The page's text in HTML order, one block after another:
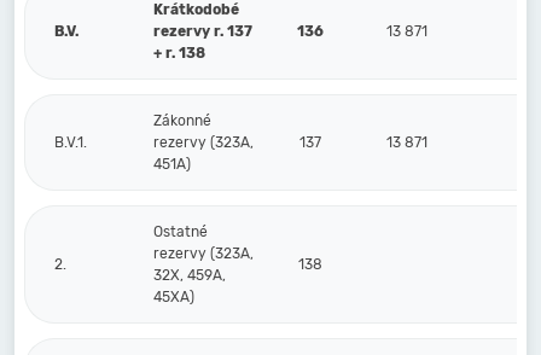
B.V.
Krátkodobé
rezervy r. 137
+ r. 138
136 13 871
B.V.1.
Zákonné
rezervy (323A,
451A)
137 13 871
2.
Ostatné
rezervy (323A,
32X, 459A,
45XA)
138